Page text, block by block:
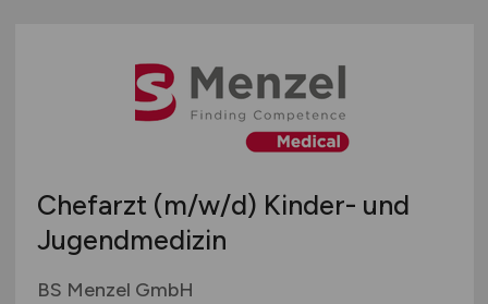
Chefarzt (m/w/d) Kinder- und
Jugendmedizin
BS Menzel GmbH